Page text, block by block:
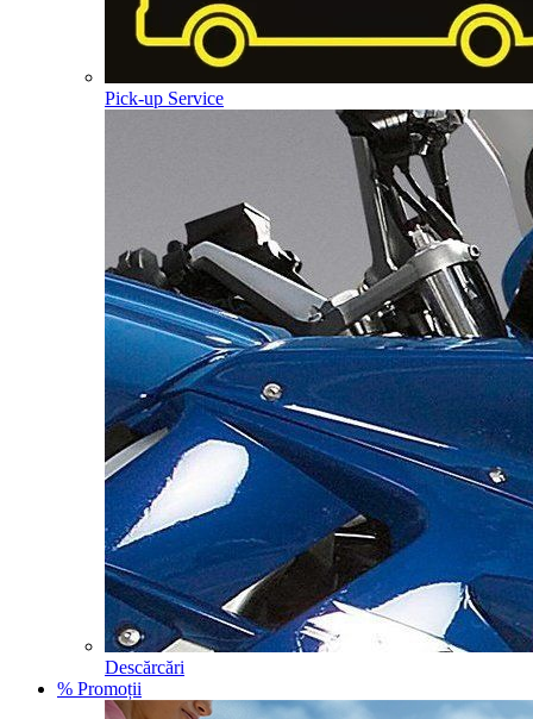
Pick-up Service
Descărcări
% Promoții